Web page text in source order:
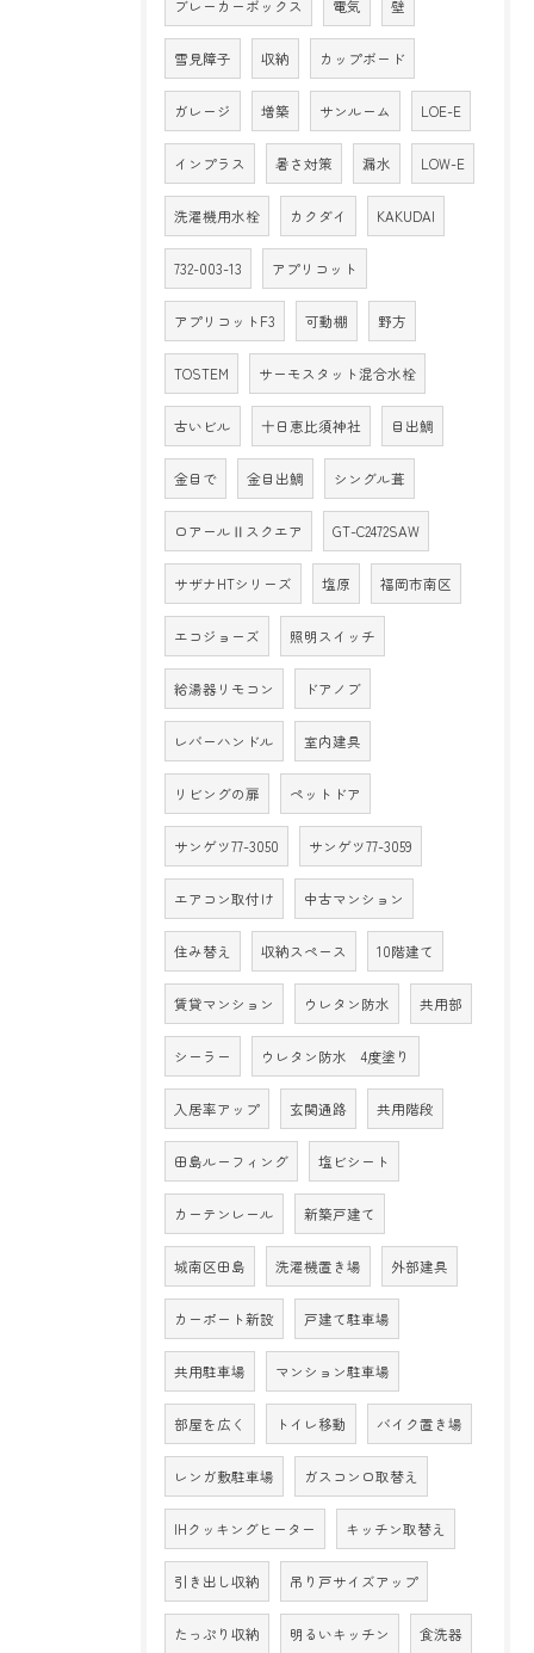
ブレーカーボックス 電気 壁
雪見障子 収納 カップボード
ガレージ 増築 サンルーム LOE-E
インプラス 暑さ対策 漏水 LOW-E
洗濯機用水栓 カクダイ KAKUDAI
732-003-13 アプリコット
アプリコットF3 可動棚 野方
TOSTEM サーモスタット混合水栓
古いビル 十日恵比須神社 目出鯛
金目で 金目出鯛 シングル葺
ロアールⅡスクエア GT-C2472SAW
サザナHTシリーズ 塩原 福岡市南区
エコジョーズ 照明スイッチ
給湯器リモコン ドアノブ
レバーハンドル 室内建具
リビングの扉 ペットドア
サンゲツ77-3050 サンゲツ77-3059
エアコン取付け 中古マンション
住み替え 収納スペース 10階建て
賃貸マンション ウレタン防水 共用部
シーラー ウレタン防水 4度塗り
入居率アップ 玄関通路 共用階段
田島ルーフィング 塩ビシート
カーテンレール 新築戸建て
城南区田島 洗濯機置き場 外部建具
カーポート新設 戸建て駐車場
共用駐車場 マンション駐車場
部屋を広く トイレ移動 バイク置き場
レンガ敷駐車場 ガスコンロ取替え
IHクッキングヒーター キッチン取替え
引き出し収納 吊り戸サイズアップ
たっぷり収納 明るいキッチン 食洗器